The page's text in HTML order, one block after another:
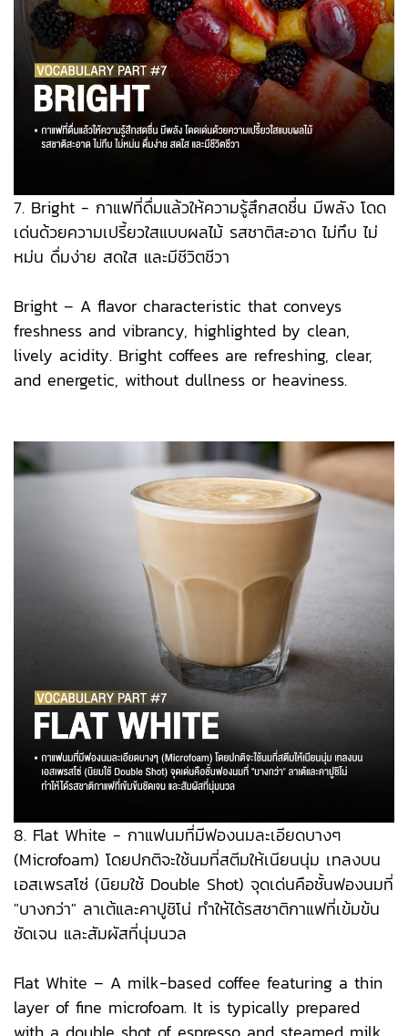
7. Bright - กาแฟที่ดื่มแล้วให้ความรู้สึกสดชื่น มีพลัง โดด
เด่นด้วยความเปรี้ยวใสแบบผลไม้ รสชาติสะอาด ไม่ทึบ ไม่
หม่น ดื่มง่าย สดใส และมีชีวิตชีวา
Bright – A flavor characteristic that conveys
freshness and vibrancy, highlighted by clean,
lively acidity. Bright coffees are refreshing, clear,
and energetic, without dullness or heaviness.
8. Flat White - กาแฟนมที่มีฟองนมละเอียดบางๆ
(Microfoam) โดยปกติจะใช้นมที่สตีมให้เนียนนุ่ม เทลงบน
เอสเพรสโซ่ (นิยมใช้ Double Shot) จุดเด่นคือชั้นฟองนมที่
"บางกว่า" ลาเต้และคาปูชิโน่ ทำให้ได้รสชาติกาแฟที่เข้มข้น
ชัดเจน และสัมผัสที่นุ่มนวล
Flat White – A milk-based coffee featuring a thin
layer of fine microfoam. It is typically prepared